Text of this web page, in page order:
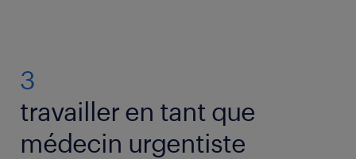
3
travailler en tant que
médecin urgentiste